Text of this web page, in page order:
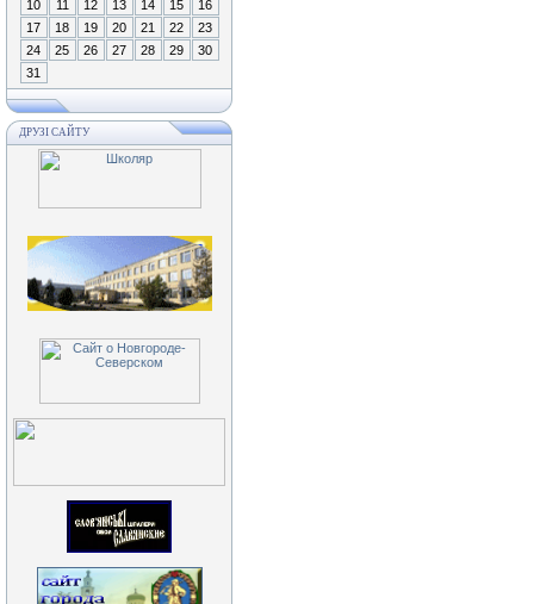
10
11 12 13 14 15
16
17
18 19 20 21 22
23
24
25 26 27 28 29
30
31
ДРУЗІ САЙТУ